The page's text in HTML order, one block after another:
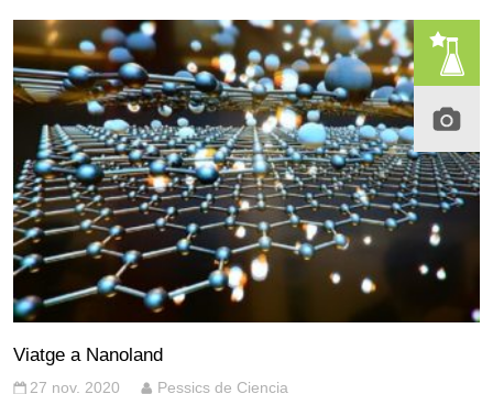
Viatge a Nanoland
27 nov. 2020 Pessics de Ciencia